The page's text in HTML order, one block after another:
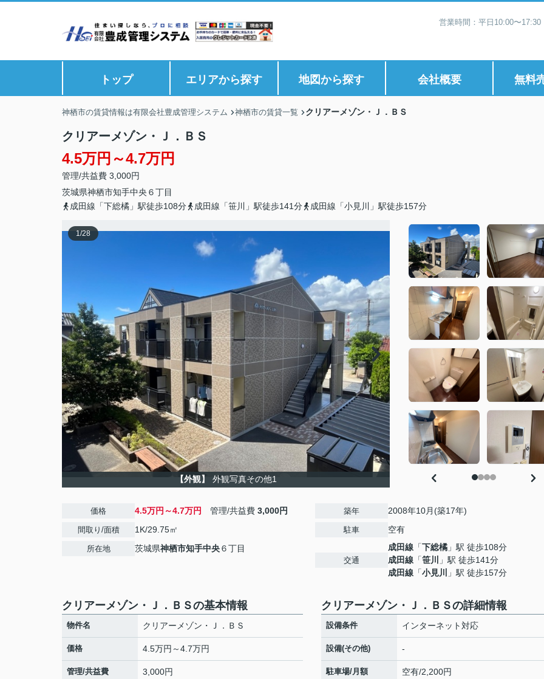
営業時間：平日10:00〜
トップ エリアから探す 地図から探す 会社概要 無料
神栖市の賃貸情報は有限会社豊成管理システム 神栖市の賃貸一覧 クリアーメゾン・Ｊ．ＢＳ
クリアーメゾン・Ｊ．ＢＳ
4.5万円～4.7万円
管理/共益費 3,000円
茨城県神栖市知手中央 ６丁目
成田線「下総橘」駅徒歩108分
成田線「笹川」駅徒歩141分 成田線「小見川」駅徒歩157分
1/28
【外観】 外観写真その他1
価格 4.5万円～4.7万円 管理/共益費 3,000円
間取り/面積 1K/29.75㎡
所在地 茨城県神栖市知手中央６丁目
築年 2008年10月(築17年)
駐車 空有
交通
成田線 「下総橘 」駅 徒歩108分
成田線 「笹川
」駅 徒歩141分
成田線 「小見川 」駅 徒歩157分
クリアーメゾン・Ｊ．ＢＳの基本情報
物件名 クリアーメゾン・Ｊ．ＢＳ
価格 4.5万円～4.7万円
管理/共益費 3,000円
クリアーメゾン・Ｊ．ＢＳの詳細情報
設備条件 インターネット対応
設備(その他) -
駐車場/月額 空有/2,200円